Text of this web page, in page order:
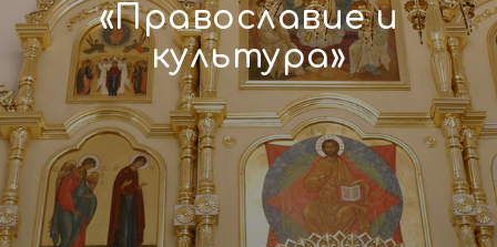
«Православие и
культура»